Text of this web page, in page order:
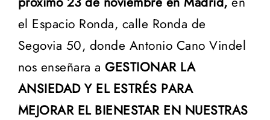
el Espacio Ronda, calle Ronda de
Segovia 50, donde Antonio Cano Vindel
nos enseñara aGESTIONAR LA
ANSIEDAD Y EL ESTRÉS PARA
MEJORAR EL BIENESTAR EN NUESTRAS